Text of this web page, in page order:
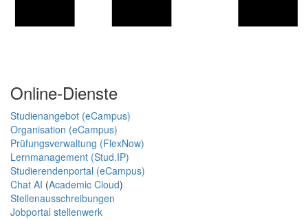
Online-Dienste
Studienangebot (eCampus)
Organisation (eCampus)
Prüfungsverwaltung (FlexNow)
Lernmanagement (Stud.IP)
Studierendenportal (eCampus)
Chat AI (Academic Cloud)
Stellenausschreibungen
Jobportal stellenwerk